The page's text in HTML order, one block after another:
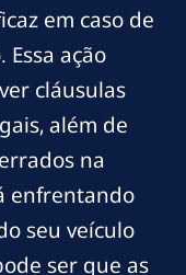
em caso de
ação
cláusulas
além de
na
enfrentando
seu veículo
ser que as